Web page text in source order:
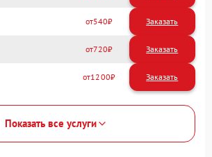
540
720
1200
Показать все услуги